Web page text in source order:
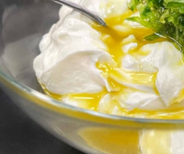
σημαντικό να τρίψουμε το
σωστά ώστε να μην γίνει
παρακάτω βήματα.
Θα το τρίψουμε σχεδόν
πάρουμε μόνο το σκληρό
του.
Με αυτό τον τρόπο, στο